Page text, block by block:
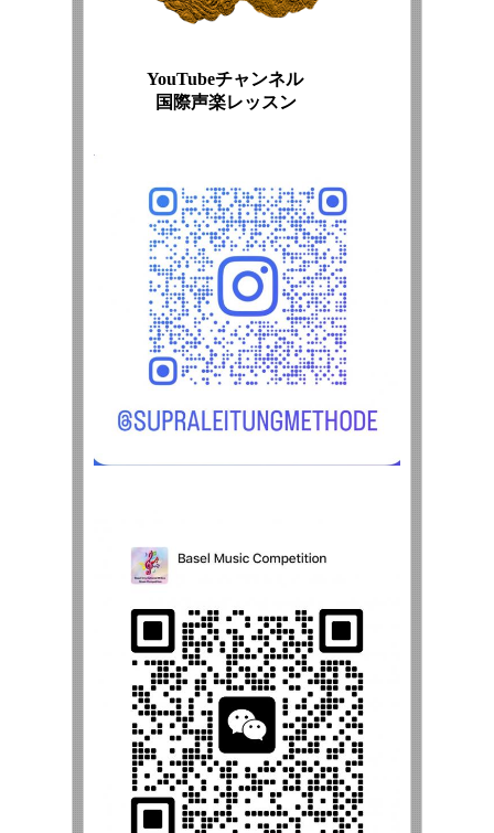
YouTubeチャンネル
国際声楽レッスン